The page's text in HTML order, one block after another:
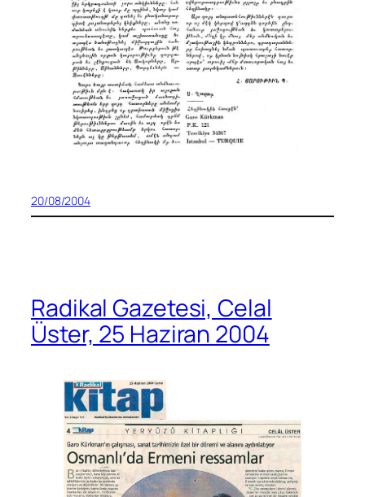
20/08/2004
Radikal Gazetesi, Celal
Üster, 25 Haziran 2004